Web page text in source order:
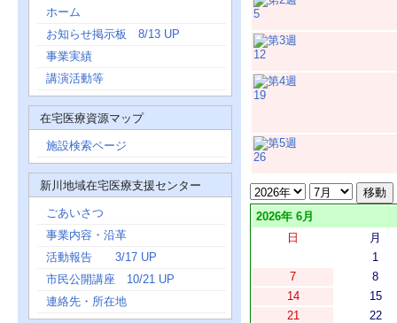
ホーム
お知らせ掲示板 8/13 UP
事業実績
講演活動等
在宅医療資源マップ
施設検索ページ
新川地域在宅医療支援センター
ごあいさつ
事業内容・沿革
活動報告 3/17 UP
市民公開講座 10/21 UP
連絡先・所在地
5
12
19
26
2026年 6月
日
月
1
7
8
14
15
21
22